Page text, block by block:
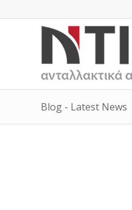
Blog - Latest News